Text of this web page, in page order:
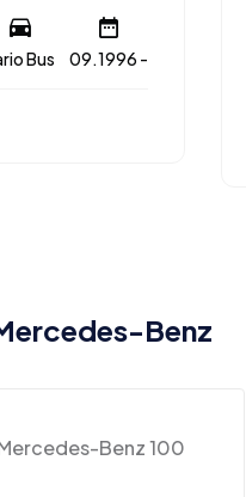
Bus 09.1996 -
Benz
Benz 100